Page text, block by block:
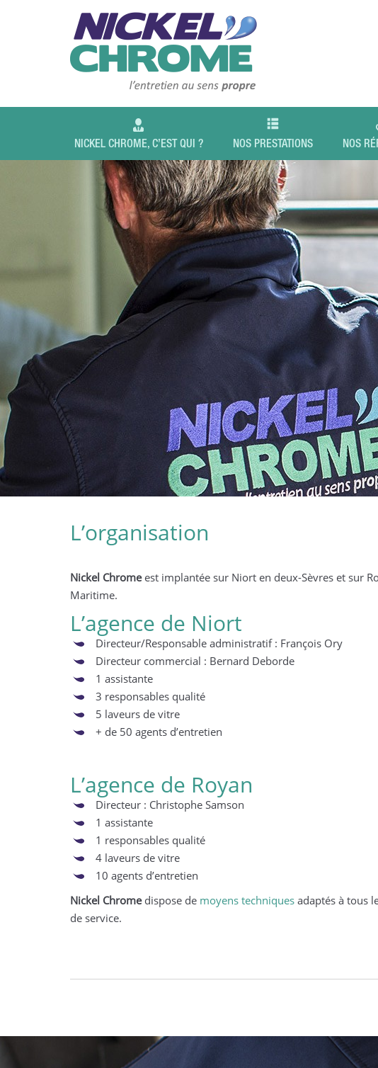
NICKEL CHROME, C’EST QUI ? NOS PRESTATIONS NOS
Nickel Chrome nettoie
et sécurise vos
entreprises
L’activité de l’entreprise reprend pour
répondre aux demandes d’opérations
de désinfection totale des entreprises.
Plus de détails…
28 Fév
L’organisation
Nickel Chromeest implantée sur Niort en deux-Sèvres et sur
Maritime.
L’agence de Niort
Directeur/Responsable administratif : François Ory
Directeur commercial : Bernard Deborde
1 assistante
3 responsables qualité
5 laveurs de vitre
+ de 50 agents d’entretien
L’agence de Royan
Directeur : Christophe Samson
1 assistante
1 responsables qualité
4 laveurs de vitre
10 agents d’entretien
Nickel Chromedispose de moyens techniques adaptés à tous
de service.